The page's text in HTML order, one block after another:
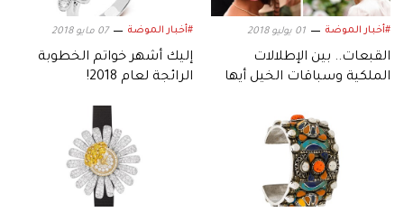
#أخبار الموضة 01 يوليو 2018
القبعات.. بين الإطلالات
الملكية وسباقات الخيل أيها
#أخبار الموضة 07 مايو 2018
إليك أشهر خواتم الخطوبة
الرائجة لعام 2018!